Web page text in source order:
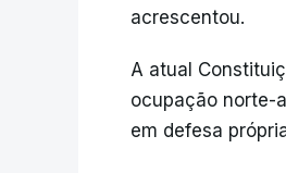
acrescentou.
A atual
ocupação norte-
em defesa